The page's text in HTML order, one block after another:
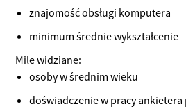
znajomość obsługi komputera
minimum średnie wykształcenie
Mile widziane:
osoby w średnim wieku
doświadczenie w pracy